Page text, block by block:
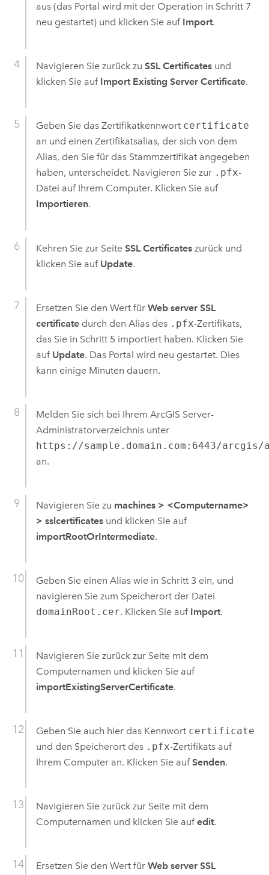
aus (das Portal wird mit der Operation in Schritt 7
neu gestartet) und klicken Sie auf Import.
Navigieren Sie zurück zu SSL Certificatesund
klicken Sie auf Import Existing Server Certificate.
Geben Sie das Zertifikatkennwort certificate
an und einen Zertifikatsalias, der sich von dem
Alias, den Sie für das Stammzertifikat angegeben
haben, unterscheidet. Navigieren Sie zur .pfx-
Datei auf Ihrem Computer. Klicken Sie auf
Importieren.
Kehren Sie zur Seite SSL Certificateszurück und
klicken Sie auf Update.
Ersetzen Sie den Wert für Web server SSL
certificatedurch den Alias des .pfx-Zertifikats,
das Sie in Schritt 5 importiert haben. Klicken Sie
auf Update. Das Portal wird neu gestartet. Dies
kann einige Minuten dauern.
Melden Sie sich bei Ihrem ArcGIS Server-
Administratorverzeichnis unter
https://sample.domain.com:6443/arcgis/
an.
Navigieren Sie zu machines > <Computername>
> sslcertificatesund klicken Sie auf
importRootOrIntermediate.
Geben Sie einen Alias wie in Schritt 3 ein, und
navigieren Sie zum Speicherort der Datei
domainRoot.cer. Klicken Sie auf Import.
Navigieren Sie zurück zur Seite mit dem
Computernamen und klicken Sie auf
importExistingServerCertificate.
Geben Sie auch hier das Kennwort certificate
und den Speicherort des .pfx-Zertifikats auf
Ihrem Computer an. Klicken Sie auf Senden.
Navigieren Sie zurück zur Seite mit dem
Computernamen und klicken Sie auf edit.
Ersetzen Sie den Wert für Web server SSL